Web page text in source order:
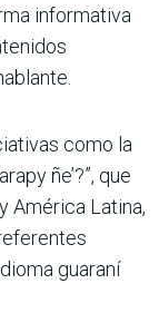
informativa
como la
ñe’?”, que
América Latina,
guaraní